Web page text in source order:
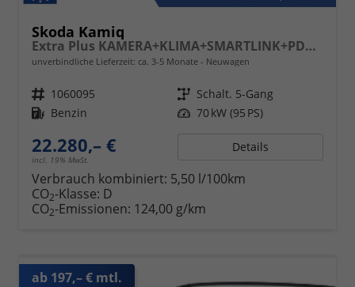
Skoda Kamiq
Extra Plus KAMERA+KLIMA+SMARTLINK+PDC+LED+TEMPOMAT
unverbindliche Lieferzeit: ca. 3-5 Monate Neuwagen
Fahrzeugnr. 1060095 Getriebe Schalt. 5-Gang
Kraftstoff Benzin Leistung 70 kW (95 PS)
22.280,– €
incl. 19% MwSt.
Details
Verbrauch kombiniert: 5,50 l/100km
CO2-Klasse: D
CO2-Emissionen: 124,00 g/km
ab 197,– € mtl.